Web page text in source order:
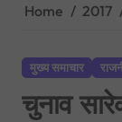
Home 2017
मुख्य समाचार
चुनाव